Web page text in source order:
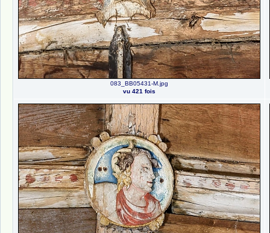
083_BB05431-M.jpg
vu 421 fois